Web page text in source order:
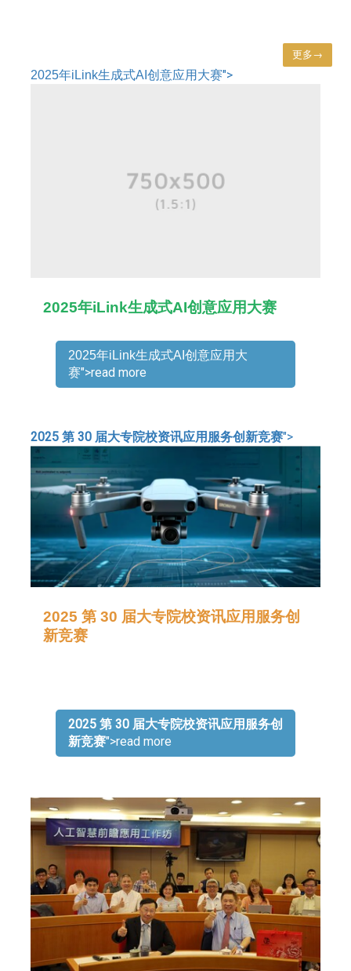
更多→
2025年iLink生成式AI创意应用大赛">
2025年iLink生成式AI创意应用大赛
2025年iLink生成式AI创意应用大
赛">read more
2025 第 30 届大专院校资讯应用服务创新竞赛">
2025 第 30 届大专院校资讯应用服务创
新竞赛
2025 第 30 届大专院校资讯应用服务创
新竞赛">read more